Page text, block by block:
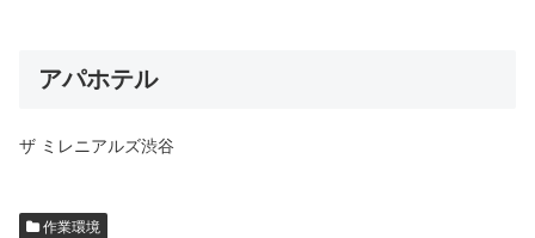
アパホテル
ザ ミレニアルズ渋谷
作業環境